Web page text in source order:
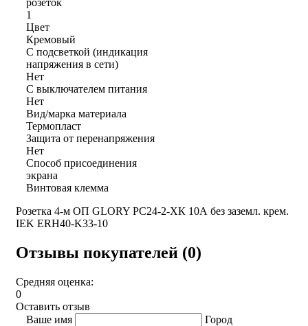
1
Цвет
Кремовый
С подсветкой (индикация
напряжения в сети)
Нет
С выключателем питания
Нет
Вид/марка материала
Термопласт
Защита от перенапряжения
Нет
Способ присоединения
экрана
Винтовая клемма
Розетка 4-м ОП GLORY РС24-2-ХК 10А без заземл. крем.
IEK ERH40-K33-10
Отзывы покупателей (0)
Средняя оценка:
0
Оставить отзыв
Ваше имя
Город